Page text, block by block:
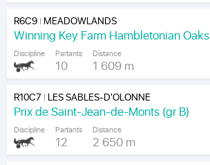
R6C9| MEADOWLANDS
Discipline Partants
10
Distance
1 609 m
R10C7 | LES SABLES-D'OLONNE
Prix de Saint-Jean-de-Monts (gr B)
Discipline Partants
12
Distance
2 650 m